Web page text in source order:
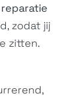
reparatie
zodat jij
zitten.